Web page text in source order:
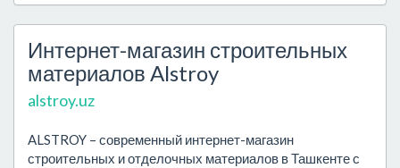
Интернет-магазин строительных
материалов Alstroy
alstroy.uz
ALSTROY – современный интернет-магазин
строительных и отделочных материалов в Ташкенте с